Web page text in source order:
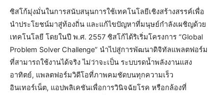
ซิสโก้มุ่งมั่นในการสนับสนุนการใช้เทคโนโลยีเชิงสร้างสรรค์เพื่อ
นำประโยชน์มาสู่ท้องถิ่น และแก้ไขปัญหาที่มนุษย์กำลังเผชิญด้วย
เทคโนโลยี โดยในปี พ.ศ. 2557 ซิสโก้ได้ริเริ่มโครงการ “Global
Problem Solver Challenge” นำไปสู่การพัฒนาดิจิทัลแพลตฟอร์ม
ที่สามารถใช้งานได้จริง ไม่ว่าจะเป็น ระบบรดน้ำพลังงานแสง
อาทิตย์, แพลตฟอร์มวิดีโอที่ภาพคมชัดบนทุกความเร็ว
อินเทอร์เน็ต, แอปพลิเคชันเพื่อการวินิจฉัยโรค หรือกล้องที่